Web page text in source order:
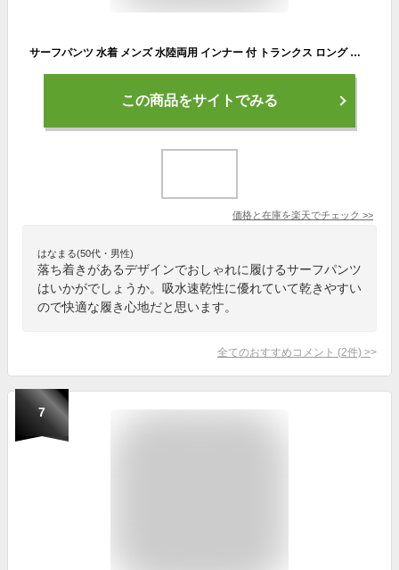
サーフパンツ 水着 メンズ 水陸両用 インナー 付 トランクス ロング ボードショーツ ショートパンツ ハーフパンツ スイムウェア ZIPポケット 吸水速乾 耐塩素加工 体型カバー 大きいサイズ 無地 おしゃれ PR-4990
この商品をサイトでみる
価格と在庫を楽天でチェック >>
はなまる(50代・男性)
落ち着きがあるデザインでおしゃれに履けるサーフパンツ
はいかがでしょうか。吸水速乾性に優れていて乾きやすい
ので快適な履き心地だと思います。
全てのおすすめコメント (2件) >
7